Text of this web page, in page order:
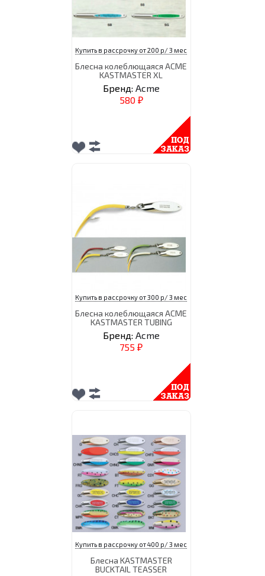
Купить в рассрочку от 200 р/ 3 мес
Блесна колеблющаяся ACME
KASTMASTER XL
Бренд: Acme
580 ₽
Купить в рассрочку от 300 р/ 3 мес
Блесна колеблющаяся ACME
KASTMASTER TUBING
Бренд: Acme
755 ₽
Купить в рассрочку от 400 р/ 3 мес
Блесна KASTMASTER
BUCKTAIL TEASSER